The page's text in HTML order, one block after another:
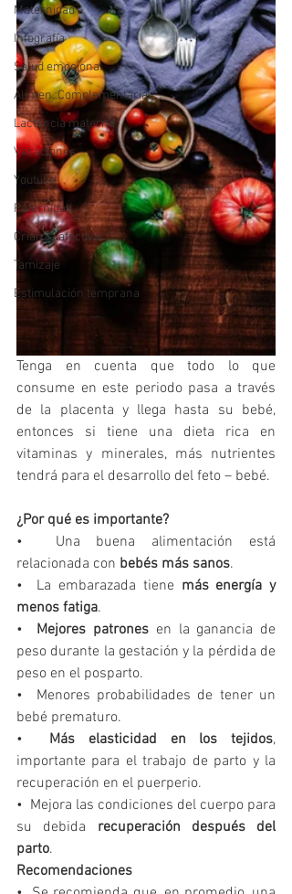
Maternidad
Infografía
Salud emocional
Alimen. Complementaria
Lactancia materna
Vacaciones
Youtube
Paternidad
Crianza afectiva
Tamizaje
Estimulación temprana
Tenga en cuenta que todo lo que
consume en este periodo pasa a través
de la placenta y llega hasta su bebé,
entonces si tiene una dieta rica en
vitaminas y minerales, más nutrientes
tendrá para el desarrollo del feto – bebé.
¿Por qué es importante?
•  Una buena alimentación está
relacionada con bebés más sanos.
•  La embarazada tiene más energía y
menos fatiga.
• Mejores patrones en la ganancia de
peso durante la gestación y la pérdida de
peso en el posparto.
•  Menores probabilidades de tener un
bebé prematuro.
• Más elasticidad en los tejidos,
importante para el trabajo de parto y la
recuperación en el puerperio.
•  Mejora las condiciones del cuerpo para
su debida recuperación después del
parto.
Recomendaciones